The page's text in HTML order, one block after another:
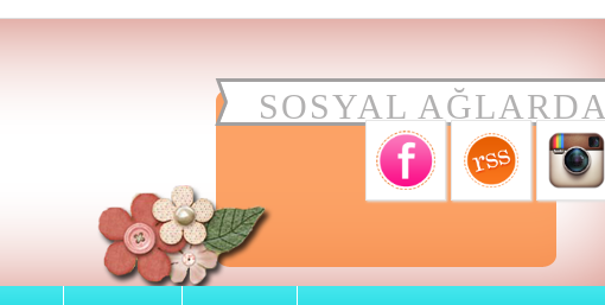
SOSYAL AĞLARDA